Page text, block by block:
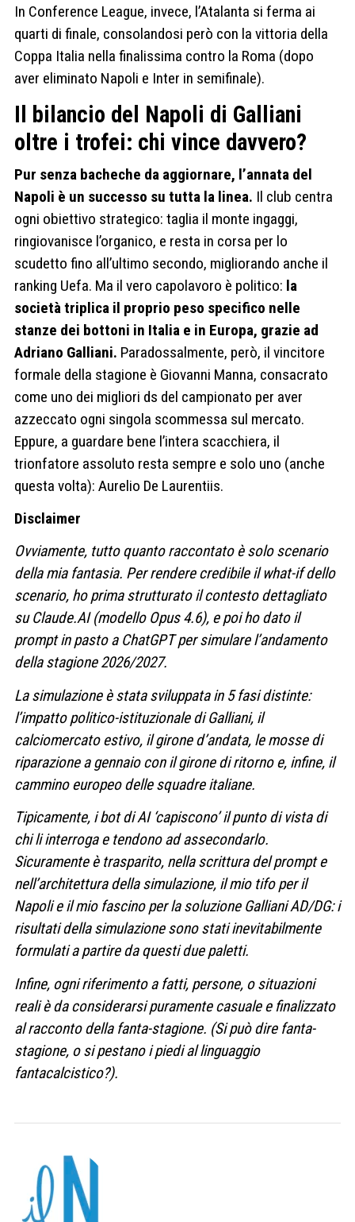
In Conference League, invece, l’Atalanta si ferma ai
quarti di finale, consolandosi però con la vittoria della
Coppa Italia nella finalissima contro la Roma (dopo
aver eliminato Napoli e Inter in semifinale).
Il bilancio del Napoli di Galliani
oltre i trofei: chi vince davvero?
Pur senza bacheche da aggiornare, l’annata del
Napoli è un successo su tutta la linea. Il club centra
ogni obiettivo strategico: taglia il monte ingaggi,
ringiovanisce l’organico, e resta in corsa per lo
scudetto fino all’ultimo secondo, migliorando anche il
ranking Uefa. Ma il vero capolavoro è politico: la
società triplica il proprio peso specifico nelle
stanze dei bottoni in Italia e in Europa, grazie ad
Adriano Galliani. Paradossalmente, però, il vincitore
formale della stagione è Giovanni Manna, consacrato
come uno dei migliori ds del campionato per aver
azzeccato ogni singola scommessa sul mercato.
Eppure, a guardare bene l’intera scacchiera, il
trionfatore assoluto resta sempre e solo uno (anche
questa volta): Aurelio De Laurentiis.
Disclaimer
Ovviamente, tutto quanto raccontato è solo scenario
della mia fantasia. Per rendere credibile il what-if dello
scenario, ho prima strutturato il contesto dettagliato
su Claude.AI (modello Opus 4.6), e poi ho dato il
prompt in pasto a ChatGPT per simulare l’andamento
della stagione 2026/2027.
La simulazione è stata sviluppata in 5 fasi distinte:
l’impatto politico-istituzionale di Galliani, il
calciomercato estivo, il girone d’andata, le mosse di
riparazione a gennaio con il girone di ritorno e, infine, il
cammino europeo delle squadre italiane.
Tipicamente, i bot di AI ‘capiscono’ il punto di vista di
chi li interroga e tendono ad assecondarlo.
Sicuramente è trasparito, nella scrittura del prompt e
nell’architettura della simulazione, il mio tifo per il
Napoli e il mio fascino per la soluzione Galliani AD/DG: i
risultati della simulazione sono stati inevitabilmente
formulati a partire da questi due paletti.
Infine, ogni riferimento a fatti, persone, o situazioni
reali è da considerarsi puramente casuale e finalizzato
al racconto della fanta-stagione. (Si può dire fanta-
stagione, o si pestano i piedi al linguaggio
fantacalcistico?).